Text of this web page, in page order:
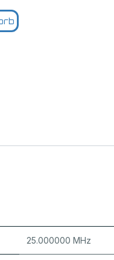
25.000000 MHz